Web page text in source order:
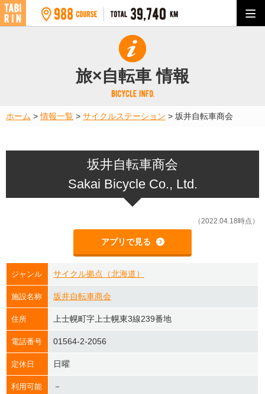
旅×自転車 情報
ホーム >情報一覧 > サイクルステーション > 坂井自転車商会
坂井自転車商会
Sakai Bicycle Co., Ltd.
（2022.04.18時点）
アプリで見る
ジャンル サイクル拠点（北海道）
施設名称 坂井自転車商会
住所 上士幌町字上士幌東3線239番地
電話番号 01564-2-2056
定休日 日曜
利用可能
－